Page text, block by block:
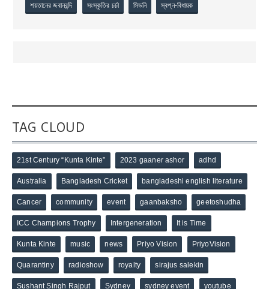
শয়তানের জবানবন্দি সংস্কৃতির চর্চা সিডনি স্বপ্ন-বিধায়ক
TAG CLOUD
21st Century “Kunta Kinte” 2023 gaaner ashor adhd
Australia Bangladesh Cricket bangladeshi english literature
Cancer community event gaanbaksho geetoshudha
ICC Champions Trophy Intergeneration It is Time
Kunta Kinte music news Priyo Vision PriyoVision
Quarantiny radioshow royalty sirajus salekin
Sushant Singh Rajput Sydney sydney event youtube